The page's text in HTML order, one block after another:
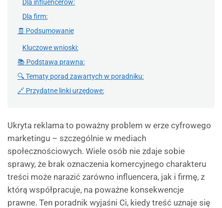
Dla influencerów:
Dla firm:
🧾 Podsumowanie
Kluczowe wnioski:
📚 Podstawa prawna:
🔍 Tematy porad zawartych w poradniku:
🔗 Przydatne linki urzędowe:
Ukryta reklama to poważny problem w erze cyfrowego
marketingu – szczególnie w mediach
społecznościowych. Wiele osób nie zdaje sobie
sprawy, że brak oznaczenia komercyjnego charakteru
treści może narazić zarówno influencera, jak i firmę, z
którą współpracuje, na poważne konsekwencje
prawne. Ten poradnik wyjaśni Ci, kiedy treść uznaje się